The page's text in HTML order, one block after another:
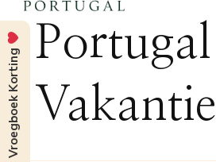
Portugal
Vakantie
Vroegboek Korting